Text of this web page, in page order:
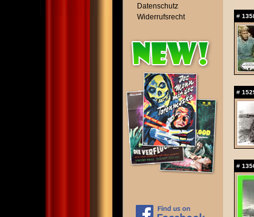
Datenschutz
Widerrufsrecht
#
#
#